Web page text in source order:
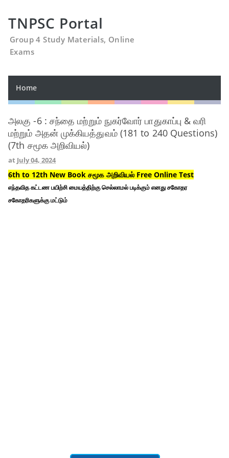
TNPSC Portal
Group 4 Study Materials, Online
Exams
Home
அலகு -6 : சந்தை மற்றும் நுகர்வோர் பாதுகாப்பு & வரி
மற்றும் அதன் முக்கியத்துவம் (181 to 240 Questions)
(7th சமூக அறிவியல்)
at July 04, 2024
6th to 12th New Book சமூக அறிவியல் Free Online Test
எந்தவித கட்டண பயிற்சி மையத்திற்கு செல்லாமல் படிக்கும் எனது சகோதர
சகோதரிகளுக்கு மட்டும்